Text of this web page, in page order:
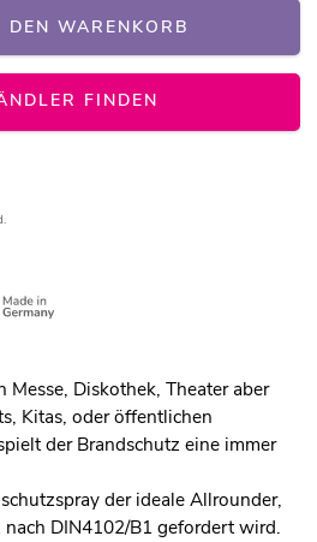
DEN WARENKORB
FINDEN
Messe, Diskothek, Theater aber
Kitas, oder öffentlichen
der Brandschutz eine immer
der ideale Allrounder,
DIN4102/B1 gefordert wird.